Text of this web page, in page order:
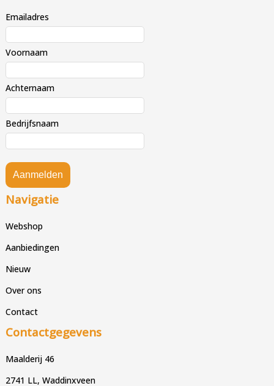
Emailadres
Voornaam
Achternaam
Bedrijfsnaam
Aanmelden
Navigatie
Webshop
Aanbiedingen
Nieuw
Over ons
Contact
Contactgegevens
Maalderij 46
2741 LL, Waddinxveen